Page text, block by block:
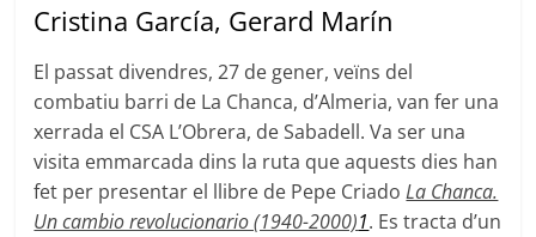
Cristina García, Gerard Marín
El passat divendres, 27 de gener, veïns del
combatiu barri de La Chanca, d’Almeria, van fer una
xerrada el CSA L’Obrera, de Sabadell. Va ser una
visita emmarcada dins la ruta que aquests dies han
fet per presentar el llibre de Pepe CriadoLa Chanca.
Un cambio revolucionario (1940-2000)1. Es tracta d’un